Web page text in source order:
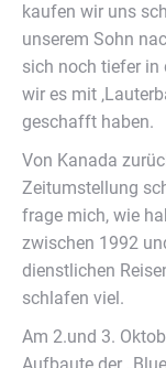
kaufen wir uns
unserem Sohn
sich noch tiefer in
wir es mit
geschafft haben.
Von Kanada
Zeitumstellung
frage mich, wie
zwischen 1992
dienstlichen
schlafen viel.
Am 2.und 3.